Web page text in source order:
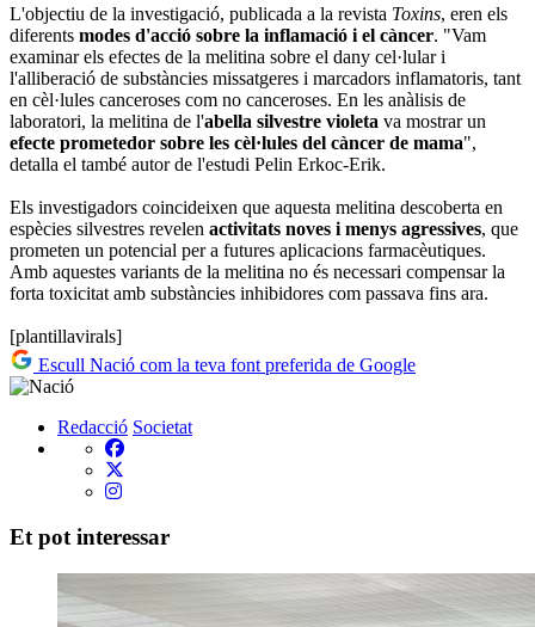
L'objectiu de la investigació, publicada a la revista Toxins, eren els
diferents modes d'acció sobre la inflamació i el càncer. "Vam
examinar els efectes de la melitina sobre el dany cel·lular i
l'alliberació de substàncies missatgeres i marcadors inflamatoris, tant
en cèl·lules canceroses com no canceroses. En les anàlisis de
laboratori, la melitina de l'abella silvestre violeta va mostrar un
efecte prometedor sobre les cèl·lules del càncer de mama",
detalla el també autor de l'estudi Pelin Erkoc-Erik.
Els investigadors coincideixen que aquesta melitina descoberta en
espècies silvestres revelen activitats noves i menys agressives, que
prometen un potencial per a futures aplicacions farmacèutiques.
Amb aquestes variants de la melitina no és necessari compensar la
forta toxicitat amb substàncies inhibidores com passava fins ara.
[plantillavirals]
Escull Nació com la teva font preferida de Google
Redacció Societat
Et pot interessar